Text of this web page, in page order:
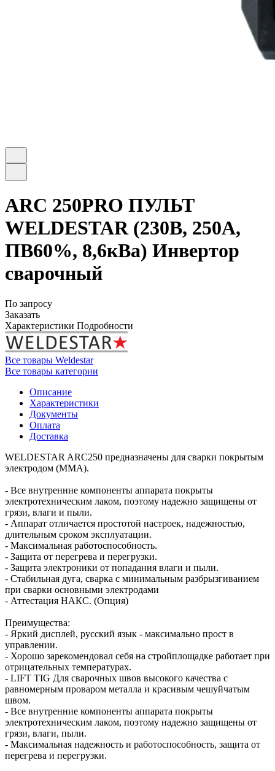
ARC 250PRO ПУЛЬТ
WELDESTAR (230В, 250А,
ПВ60%, 8,6кВа) Инвертор
сварочный
По запросу
Заказать
Характеристики Подробности
Все товары Weldestar
Все товары категории
Описание
Характеристики
Документы
Оплата
Доставка
WELDESTAR ARC250 предназначены для сварки покрытым
электродом (ММА).
- Все внутренние компоненты аппарата покрыты
электротехническим лаком, поэтому надежно защищены от
грязи, влаги и пыли.
- Аппарат отличается простотой настроек, надежностью,
длительным сроком эксплуатации.
- Максимальная работоспособность.
- Защита от перегрева и перегрузки.
- Защита электроники от попадания влаги и пыли.
- Стабильная дуга, сварка с минимальным разбрызгиванием
при сварки основными электродами
- Аттестация НАКС. (Опция)
Преимущества:
- Яркий дисплей, русский язык - максимально прост в
управлении.
- Хорошо зарекомендовал себя на стройплощадке работает при
отрицательных температурах.
- LIFT TIG Для сварочных швов высокого качества с
равномерным проваром металла и красивым чешуйчатым
швом.
- Все внутренние компоненты аппарата покрыты
электротехническим лаком, поэтому надежно защищены от
грязи, влаги, пыли.
- Максимальная надежность и работоспособность, защита от
перегрева и перегрузки.